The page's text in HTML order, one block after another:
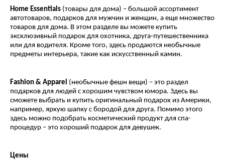
Home Essentials (товары для дома) – большой ассортимент
автотоваров, подарков для мужчин и женщин, а еще множество
товаров для дома. В этом разделе вы можете купить
эксклюзивный подарок для охотника, друга-путешественника
или для водителя. Кроме того, здесь продаются необычные
предметы интерьера, такие как искусственный камин.
Fashion & Apparel (необычные фешн вещи) – это раздел
подарков для людей с хорошим чувством юмора. Здесь вы
сможете выбрать и купить оригинальный подарок из Америки,
например, яркую шапку с бородой для друга. Помимо этого
здесь можно подобрать косметический продукт для спа-
процедур – это хороший подарок для девушек.
Цены